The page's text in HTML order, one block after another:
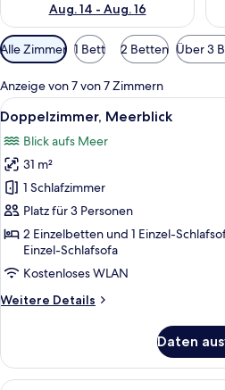
Aug. 14 - Aug. 16
Verfügbare
Filter
für
Zimmer
Alle Zimmer 1 Bett 2 Betten Über 3
Anzeige von 7 von 7 Zimmern
Alle
Fotos
für
Doppelzimmer,
Meerblick
anzeigen
8
Doppelzimmer, Meerblick
Blick aufs Meer
31 m²
1 Schlafzimmer
Platz für 3 Personen
2 Einzelbetten und 1 Einzel-
Einzel-Schlafsofa
Kostenloses WLAN
Weitere Details
Weitere
Meerblick
Daten